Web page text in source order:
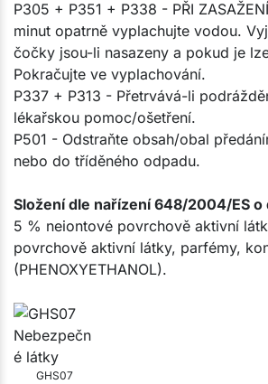
P305 + P351 + P338 - PŘI
minut opatrně vyplachujte vodou.
čočky jsou-li nasazeny a pokud je
Pokračujte ve vyplachování.
P337 + P313 - Přetrvává-li
lékařskou pomoc/ošetření.
P501 - Odstraňte obsah/obal
nebo do tříděného odpadu.
Složení dle nařízení 648/2004/ES
5 % neiontové povrchově aktivní
povrchově aktivní látky, parfémy,
(PHENOXYETHANOL).
GHS07